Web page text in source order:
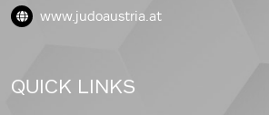
www.judoaustria.at
QUICK LINKS